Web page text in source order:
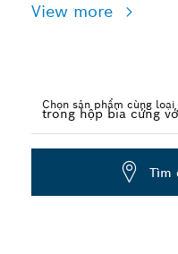
View more
Chọn sản phẩm cùng loại
Tìm